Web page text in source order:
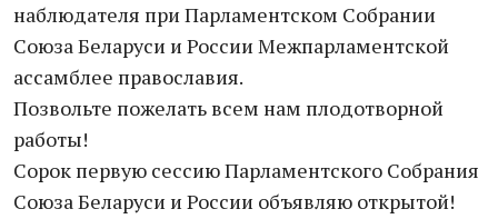
наблюдателя при Парламентском Собрании
Союза Беларуси и России Межпарламентской
ассамблее православия.
Позвольте пожелать всем нам плодотворной
работы!
Сорок первую сессию Парламентского Собрания
Союза Беларуси и России объявляю открытой!